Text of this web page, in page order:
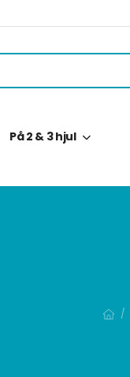
På 2 & 3 hjul
/